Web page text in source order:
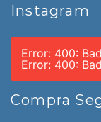
Instagram
Error: 400:
Error: 400:
Compra